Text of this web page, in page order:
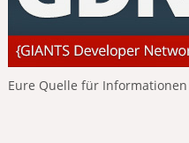
Eure Quelle für